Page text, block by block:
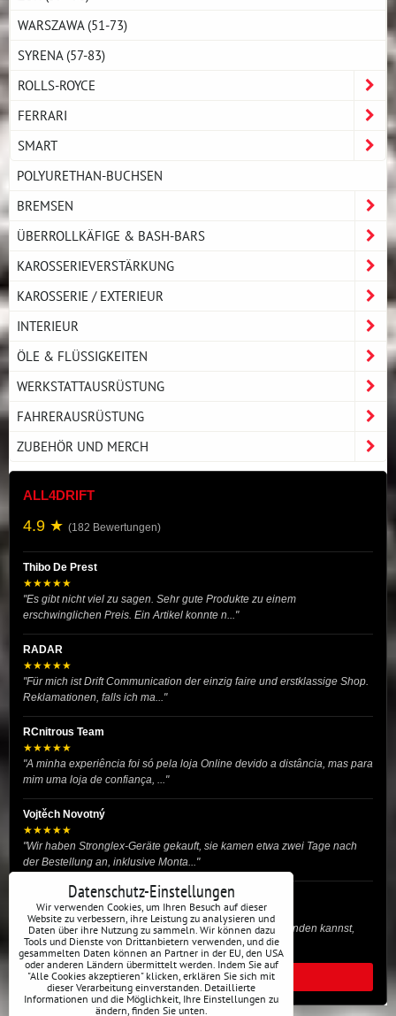
WARSZAWA (51-73)
SYRENA (57-83)
ROLLS-ROYCE
FERRARI
SMART
POLYURETHAN-BUCHSEN
BREMSEN
ÜBERROLLKÄFIGE & BASH-BARS
KAROSSERIEVERSTÄRKUNG
KAROSSERIE / EXTERIEUR
INTERIEUR
ÖLE & FLÜSSIGKEITEN
WERKSTATTAUSRÜSTUNG
FAHRERAUSRÜSTUNG
ZUBEHÖR UND MERCH
ALL4DRIFT
4.9 ★ (182 Bewertungen)
Thibo De Prest
★★★★★
"Es gibt nicht viel zu sagen. Sehr gute Produkte zu einem
erschwinglichen Preis. Ein Artikel konnte n..."
RADAR
★★★★★
"Für mich ist Drift Communication der einzig faire und erstklassige Shop.
Reklamationen, falls ich ma..."
RCnitrous Team
★★★★★
"A minha experiência foi só pela loja Online devido a distância, mas para
mim uma loja de confiança, ..."
Vojtěch Novotný
★★★★★
"Wir haben Stronglex-Geräte gekauft, sie kamen etwa zwei Tage nach
der Bestellung an, inklusive Monta..."
josef helmich
★★★★★
"Hier gibt es viele Dinge, die du für dein Drift-Auto verwenden kannst,
egal ob Profi oder für die St..."
ALLE BEWERTUNGEN
Datenschutz-Einstellungen
Wir verwenden Cookies, um Ihren Besuch auf dieser
Website zu verbessern, ihre Leistung zu analysieren und
Daten über ihre Nutzung zu sammeln. Wir können dazu
Tools und Dienste von Drittanbietern verwenden, und die
gesammelten Daten können an Partner in der EU, den USA
oder anderen Ländern übermittelt werden. Indem Sie auf
"Alle Cookies akzeptieren" klicken, erklären Sie sich mit
dieser Verarbeitung einverstanden. Detaillierte
Informationen und die Möglichkeit, Ihre Einstellungen zu
ändern, finden Sie unten.